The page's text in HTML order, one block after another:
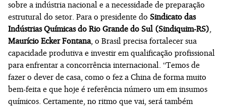
sobre a indústria nacional e a necessidade de preparação
estrutural do setor. Para o presidente do Sindicato das
Indústrias Químicas do Rio Grande do Sul (Sindiquim-RS),
Maurício Ecker Fontana, o Brasil precisa fortalecer sua
capacidade produtiva e investir em qualificação profissional
para enfrentar a concorrência internacional. “Temos de
fazer o dever de casa, como o fez a China de forma muito
bem-feita e que hoje é referência número um em insumos
químicos. Certamente, no ritmo que vai, será também